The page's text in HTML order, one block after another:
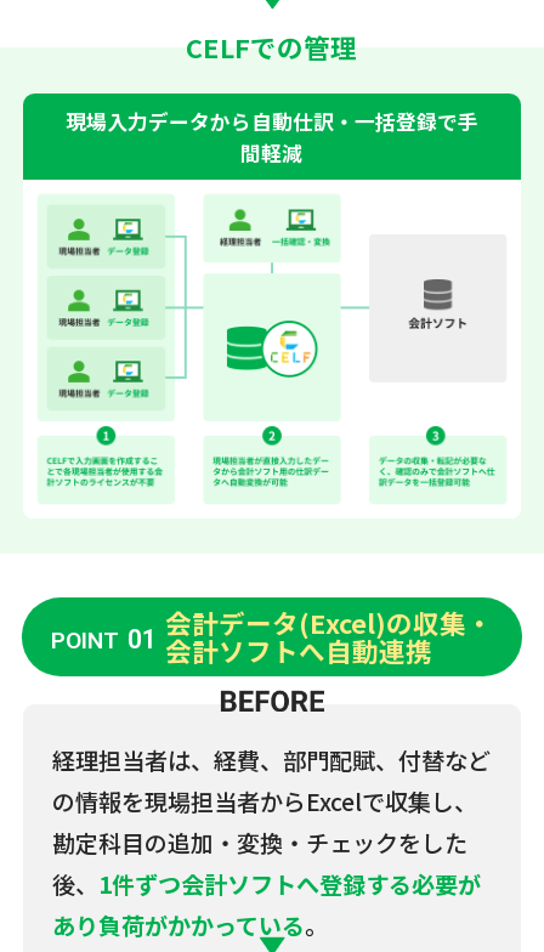
現場入力データから自動仕訳・一括登録で手
間軽減
CELFでの管理
POINT 01 会計データ(Excel)の収集・
会計ソフトへ自動連携
経理担当者は、経費、部門配賦、付替など
の情報を現場担当者からExcelで収集し、
勘定科目の追加・変換・チェックをした
後、 1件ずつ会計ソフトへ登録する必要が
あり負荷がかかっている。